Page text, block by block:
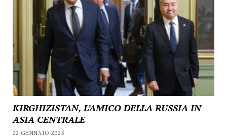
KIRGHIZISTAN, L’AMICO DELLA RUSSIA IN
ASIA CENTRALE
22 GENNAIO 2025